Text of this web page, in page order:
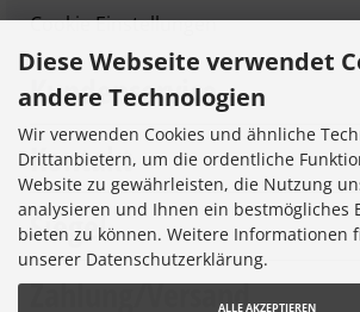
Cookie Einstellungen
Kundenservice
Kontakt
Siegel
Zahlung/Versand
Diese Webseite verwendet
andere Technologien
Wir verwenden Cookies und ähnliche
Drittanbietern, um die ordentliche
Website zu gewährleisten, die Nutzung
analysieren und Ihnen ein bestmögliches
bieten zu können. Weitere Informationen
unserer Datenschutzerklärung.
ALLE AKZEPTIEREN